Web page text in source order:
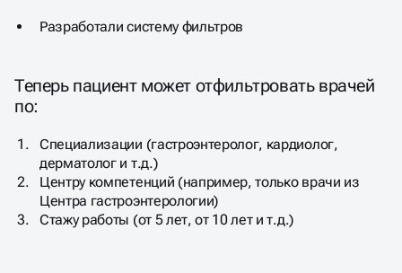
Разработали систему фильтров
Теперь пациент может отфильтровать врачей
по:
Специализации (гастроэнтеролог, кардиолог,
дерматолог и т.д.)​
Центру компетенций (например, только врачи из
Центра гастроэнтерологии)​
Стажу работы (от 5 лет, от 10 лет и т.д.)​